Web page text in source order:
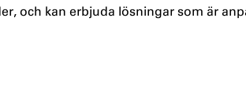
och kan erbjuda lösningar som är